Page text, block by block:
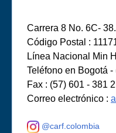
Carrera 8 No. 6C-
Código Postal :
Línea Nacional Min
Teléfono en Bogotá
Fax : (57) 601 - 381
Correo electrónico :
@carf.colombia